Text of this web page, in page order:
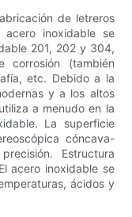
de letreros
inoxidable se
201, 202 y 304,
(también
etc. Debido a la
y a los altos
a menudo en la
La superficie
cóncava-
Estructura
acero inoxidable se
ácidos y